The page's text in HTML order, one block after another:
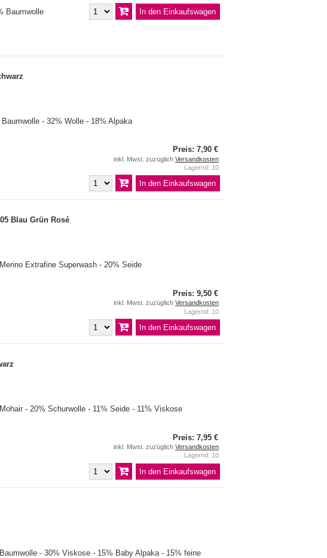
Baumwolle
- 32% Wolle - 18% Alpaka
Preis: 7,90 €
inkl. Mwst. zuzüglich Versandkosten
Lagernd: 10
Blau Grün Rosé
Extrafine Superwash - 20% Seide
Preis: 9,50 €
inkl. Mwst. zuzüglich Versandkosten
Lagernd: 10
- 20% Schurwolle - 11% Seide - 11% Viskose
Preis: 7,95 €
inkl. Mwst. zuzüglich Versandkosten
Lagernd: 10
- 30% Viskose - 15% Baby Alpaka - 15% feine